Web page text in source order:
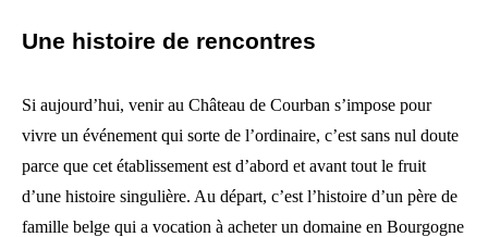
Une histoire de rencontres
Si aujourd’hui, venir au Château de Courban s’impose pour
vivre un événement qui sorte de l’ordinaire, c’est sans nul doute
parce que cet établissement est d’abord et avant tout le fruit
d’une histoire singulière. Au départ, c’est l’histoire d’un père de
famille belge qui a vocation à acheter un domaine en Bourgogne